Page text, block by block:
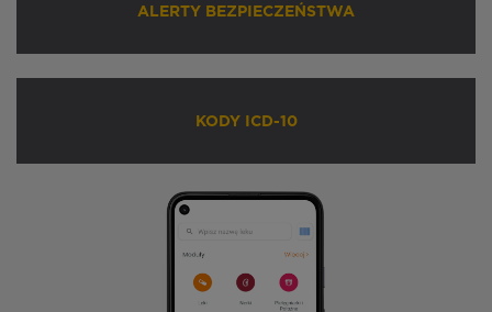
ALERTY BEZPIECZEŃSTWA
KODY ICD-10